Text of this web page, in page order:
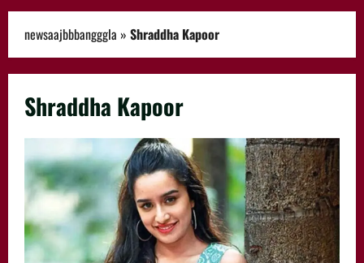
newsaajbbbangggla » Shraddha Kapoor
Shraddha Kapoor